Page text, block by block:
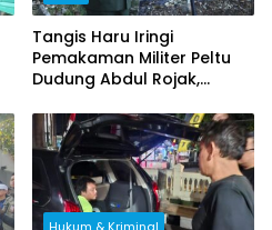
Tangis Haru Iringi
Pemakaman Militer Peltu
Dudung Abdul Rojak,
Upacara Penghormatan
Terakhir